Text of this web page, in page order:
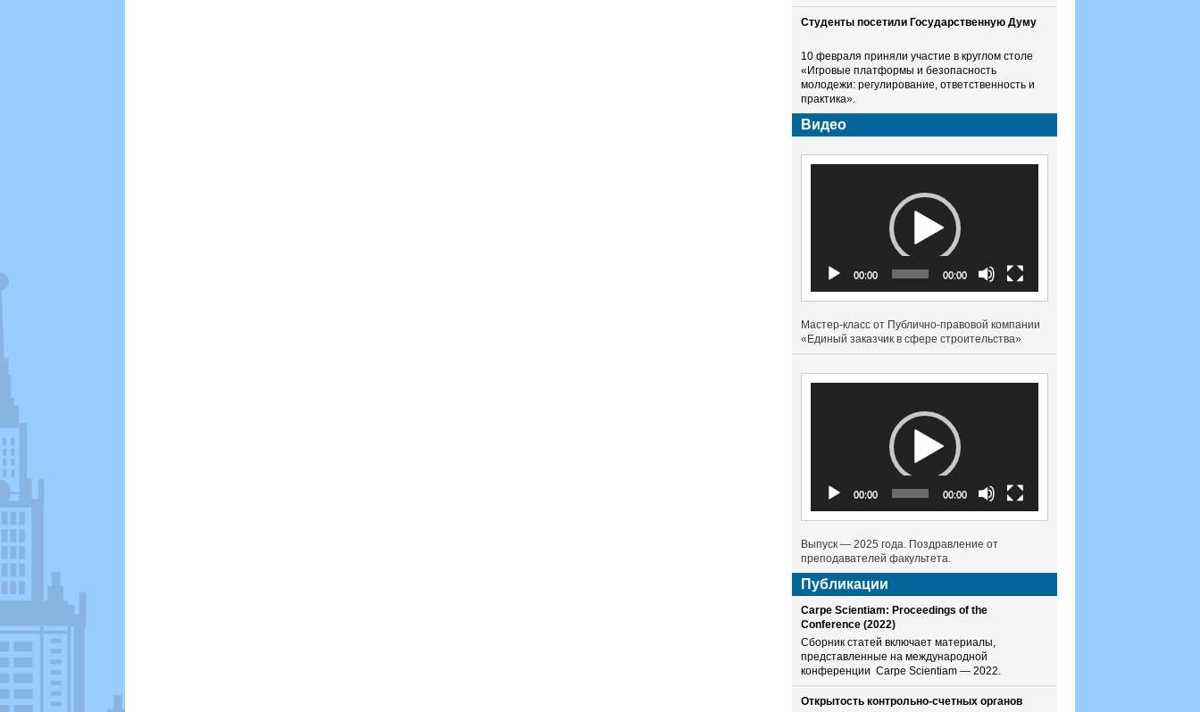
Студенты посетили Государственную Думу
10 февраля приняли участие в круглом столе
«Игровые платформы и безопасность
молодежи: регулирование, ответственность и
практика».
Видео
00:00 00:00
Мастер-класс от Публично-правовой компании
«Единый заказчик в сфере строительства»
00:00 00:00
Выпуск — 2025 года. Поздравление от
преподавателей факультета.
Публикации
Carpe Scientiam: Proceedings of the
Conference (2022)
Сборник статей включает материалы,
представленные на международной
конференции Carpe Scientiam — 2022.
Открытость контрольно-счетных органов